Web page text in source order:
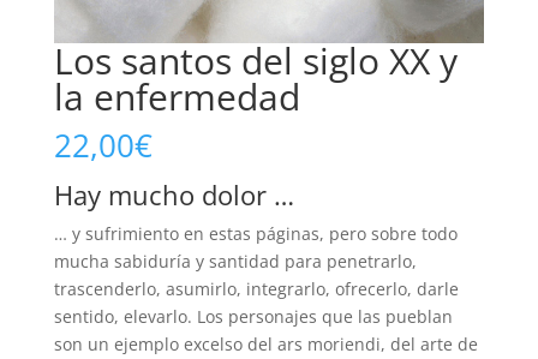
Los santos del siglo XX y
la enfermedad
22,00€
Hay mucho dolor …
… y sufrimiento en estas páginas, pero sobre todo
mucha sabiduría y santidad para penetrarlo,
trascenderlo, asumirlo, integrarlo, ofrecerlo, darle
sentido, elevarlo. Los personajes que las pueblan
son un ejemplo excelso del ars moriendi, del arte de